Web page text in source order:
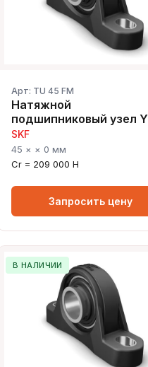
Арт: TU 45 FM
Натяжной
подшипниковый узел Y
SKF
45 × × 0 мм
Cr = 209 000 Н
Запросить цену
В НАЛИЧИИ